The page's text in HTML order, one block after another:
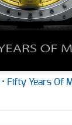
Fifty Years Of